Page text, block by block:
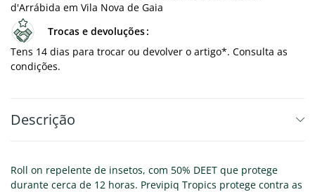
d'Arrábida em Vila Nova de Gaia
Trocas e devoluções
Tens 14 dias para trocar ou devolver o artigo*. Consulta as
condições.
Descrição
Roll on repelente de insetos, com 50% DEET que protege
durante cerca de 12 horas. Previpiq Tropics protege contra as